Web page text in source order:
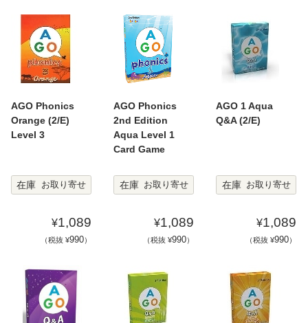
AGO Phonics
Orange (2/E)
Level 3
在庫 お取り寄せ
¥1,089
（税抜 ¥990）
AGO Phonics
2nd Edition
Aqua Level 1
Card Game
在庫 お取り寄せ
¥1,089
（税抜 ¥990）
AGO 1 Aqua
Q&A (2/E)
在庫 お取り寄せ
¥1,089
（税抜 ¥990）